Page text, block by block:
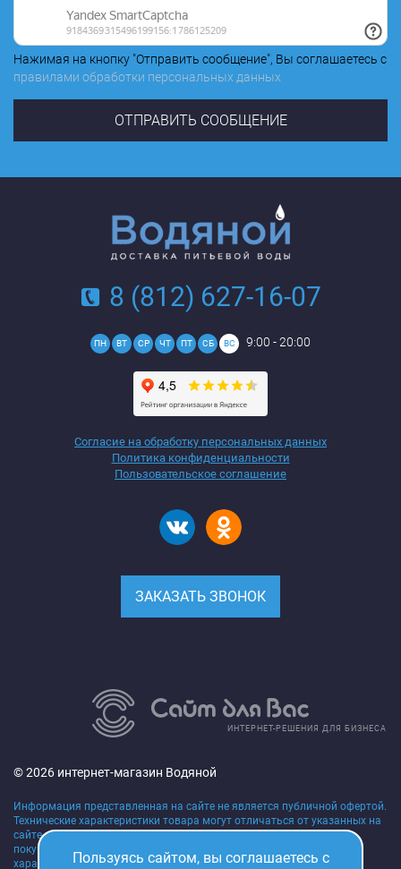
Нажимая на кнопку "Отправить сообщение", Вы соглашаетесь с
правилами обработки персональных данных
8 (812) 627-16-07
ПН ВТ СР ЧТ ПТ СБ ВС 9:00 - 20:00
Согласие на обработку персональных данных
Политика конфиденциальности
Пользовательское соглашение
ЗАКАЗАТЬ ЗВОНОК
ИНТЕРНЕТ-РЕШЕНИЯ ДЛЯ БИЗНЕСА
© 2026 интернет-магазин Водяной
Информация представленная на сайте не является публичной офертой.
Технические характеристики товара могут отличаться от указанных на
сайте, уточняйте технические характеристики товара на момент
покупки и оплаты. Вся информация на сайте о товарах,
характеристиках, сроках поставки, ценах носит исключительно
Пользуясь сайтом, вы соглашаетесь с